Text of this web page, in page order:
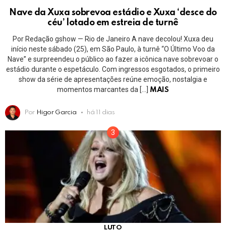
Nave da Xuxa sobrevoa estádio e Xuxa ‘desce do
céu’ lotado em estreia de turnê
Por Redação gshow — Rio de Janeiro A nave decolou! Xuxa deu
início neste sábado (25), em São Paulo, à turnê “O Último Voo da
Nave” e surpreendeu o público ao fazer a icônica nave sobrevoar o
estádio durante o espetáculo. Com ingressos esgotados, o primeiro
show da série de apresentações reúne emoção, nostalgia e
momentos marcantes da […]
MAIS
Por Higor Garcia há 11 dias
LUTO